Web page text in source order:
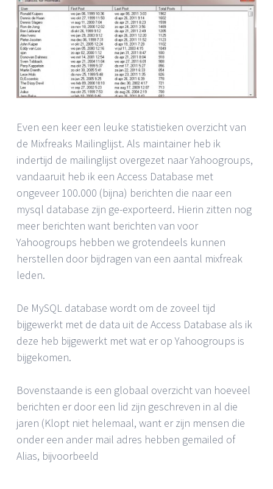
Even een keer een leuke statistieken overzicht van
de Mixfreaks Mailinglijst. Als maintainer heb ik
indertijd de mailinglijst overgezet naar Yahoogroups,
vandaaruit heb ik een Access Database met
ongeveer 100.000 (bijna) berichten die naar een
mysql database zijn ge-exporteerd. Hierin zitten nog
meer berichten want berichten van voor
Yahoogroups hebben we grotendeels kunnen
herstellen door bijdragen van een aantal mixfreak
leden.
De MySQL database wordt om de zoveel tijd
bijgewerkt met de data uit de Access Database als ik
deze heb bijgewerkt met wat er op Yahoogroups is
bijgekomen.
Bovenstaande is een globaal overzicht van hoeveel
berichten er door een lid zijn geschreven in al die
jaren (Klopt niet helemaal, want er zijn mensen die
onder een ander mail adres hebben gemailed of
Alias, bijvoorbeeld